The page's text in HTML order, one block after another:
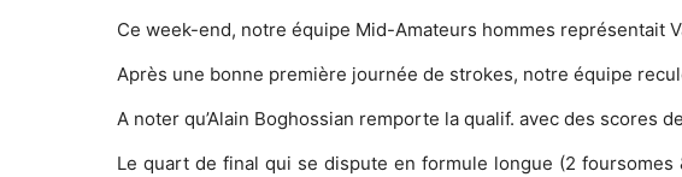
Ce week-end, notre équipe Mid-Amateurs hommes représentait
Après une bonne première journée de strokes, notre équipe
A noter qu’Alain Boghossian remporte la qualif. avec des scores
Le quart de final qui se dispute en formule longue (2